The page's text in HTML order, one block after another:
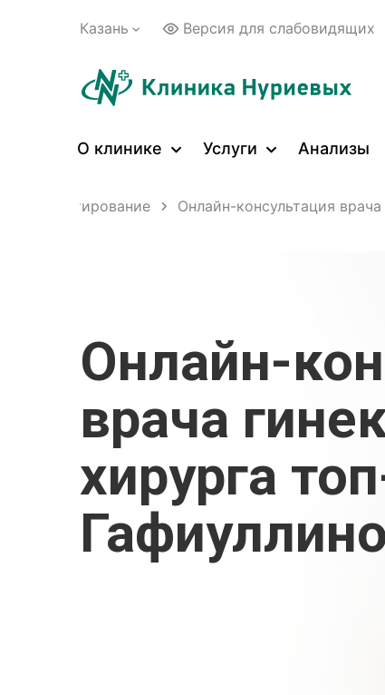
Казань Версия для слабовидящих
О клинике Услуги Анализы
консультирование Онлайн-консультация
Онлайн-
врача
хирурга